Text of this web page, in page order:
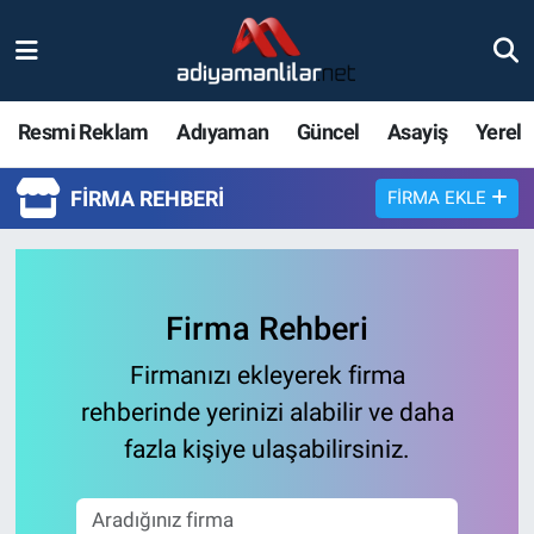
Resmi Reklam Adıyaman Güncel Asayiş Yerel
FIRMA REHBERI FIRMA EKLE
Firma Rehberi
Firmanızı ekleyerek firma
rehberinde yerinizi alabilir ve daha
fazla kişiye ulaşabilirsiniz.
Röportajlar
Bölge Haberleri
Asayiş
Sağlık
Nöbetçi Eczaneler
Adiyaman Namaz Vakitleri
Süper Lig Puan Durumu ve Fikstür
Son Dakika Haberleri
Haber Arşivi